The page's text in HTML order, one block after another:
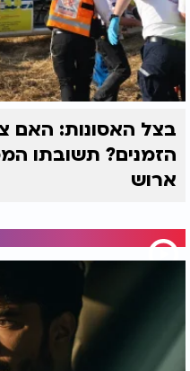
בצל האסונות: האם
הזמנים? תשובתו
ארוש